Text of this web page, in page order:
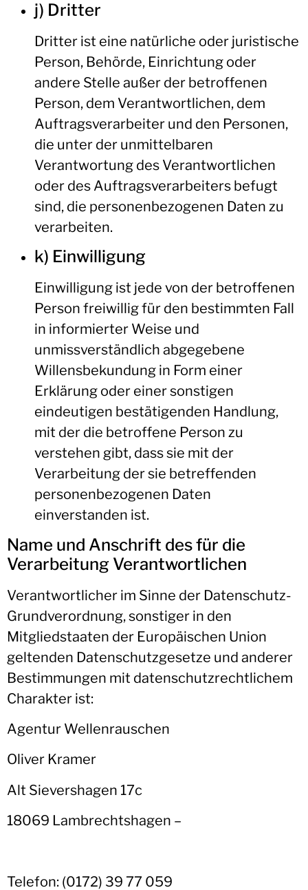
j) Dritter
Dritter ist eine natürliche oder juristische
Person, Behörde, Einrichtung oder
andere Stelle außer der betroffenen
Person, dem Verantwortlichen, dem
Auftragsverarbeiter und den Personen,
die unter der unmittelbaren
Verantwortung des Verantwortlichen
oder des Auftragsverarbeiters befugt
sind, die personenbezogenen Daten zu
verarbeiten.
k) Einwilligung
Einwilligung ist jede von der betroffenen
Person freiwillig für den bestimmten Fall
in informierter Weise und
unmissverständlich abgegebene
Willensbekundung in Form einer
Erklärung oder einer sonstigen
eindeutigen bestätigenden Handlung,
mit der die betroffene Person zu
verstehen gibt, dass sie mit der
Verarbeitung der sie betreffenden
personenbezogenen Daten
einverstanden ist.
Name und Anschrift des für die
Verarbeitung Verantwortlichen
Verantwortlicher im Sinne der Datenschutz-
Grundverordnung, sonstiger in den
Mitgliedstaaten der Europäischen Union
geltenden Datenschutzgesetze und anderer
Bestimmungen mit datenschutzrechtlichem
Charakter ist:
Agentur Wellenrauschen
Oliver Kramer
Alt Sievershagen 17c
18069 Lambrechtshagen –
Telefon: (0172) 39 77 059